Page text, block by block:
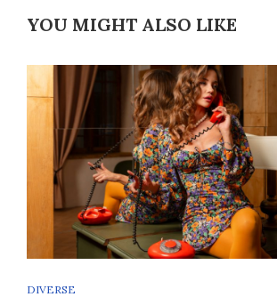
YOU MIGHT ALSO LIKE
DIVERSE